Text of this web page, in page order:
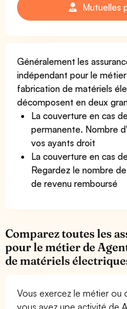
Mutuelles
Généralement les
indépendant pour le
fabrication de matériels
décomposent en deux
La couverture en cas
permanente. Nombre
vos ayants droit
La couverture en cas
Regardez le nombre
de revenu remboursé
Comparez toutes les
pour le métier de
de matériels
Vous exercez le métier ou
vous avez une activité de